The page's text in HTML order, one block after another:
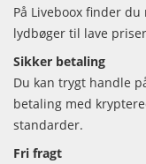
På Liveboox finder
lydbøger til lave
Sikker betaling
Du kan trygt handle
betaling med
standarder.
Fri fragt